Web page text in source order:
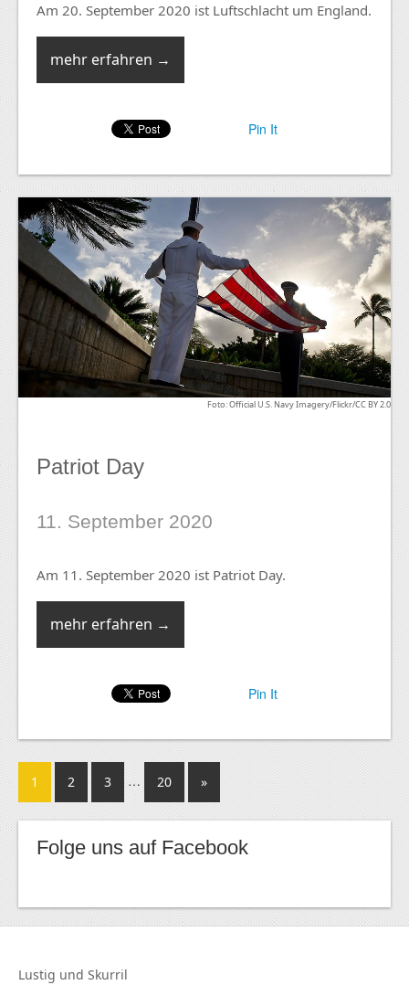
Am 20. September 2020 ist Luftschlacht um England.
mehr erfahren →
Pin It
Foto: Official U.S. Navy Imagery/Flickr/CC BY 2.0
Patriot Day
11. September 2020
Am 11. September 2020 ist Patriot Day.
mehr erfahren →
Pin It
1 2 3 … 20 »
Folge uns auf Facebook
Lustig und Skurril